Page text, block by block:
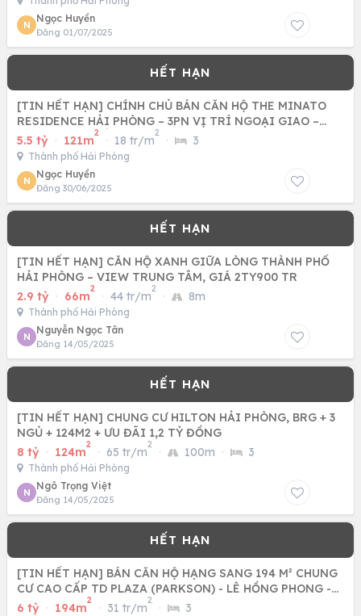
N
Ngọc Huyền
Đăng 01/07/2025
[TIN HẾT HẠN] CHÍNH CHỦ BÁN CĂN HỘ THE MINATO
RESIDENCE HẢI PHÒNG – 3PN VỊ TRÍ NGOẠI GIAO –
QUỸ CĂN ĐÃ HẾT
5.5 tỷ · 121m
2
· 18 tr/m
2
· 3
Thành phố Hải Phòng
N
Ngọc Huyền
Đăng 30/06/2025
[TIN HẾT HẠN] CĂN HỘ XANH GIỮA LÒNG THÀNH PHỐ
HẢI PHÒNG – VIEW TRUNG TÂM, GIÁ 2TY900 TR
2.9 tỷ · 66m
2
· 44 tr/m
2
· 8m
Thành phố Hải Phòng
N
Nguyễn Ngọc Tân
Đăng 14/05/2025
[TIN HẾT HẠN] CHUNG CƯ HILTON HẢI PHÒNG, BRG + 3
NGỦ + 124M2 + ƯU ĐÃI 1,2 TỶ ĐỒNG
8 tỷ · 124m
2
· 65 tr/m
2
· 100m · 3
Thành phố Hải Phòng
N
Ngô Trọng Việt
Đăng 14/05/2025
[TIN HẾT HẠN] BÁN CĂN HỘ HẠNG SANG 194 M² CHUNG
CƯ CAO CẤP TD PLAZA (PARKSON) - LÊ HỒNG PHONG -
HẢI PHÒNG.
6 tỷ · 194m
2
· 31 tr/m
2
· 3